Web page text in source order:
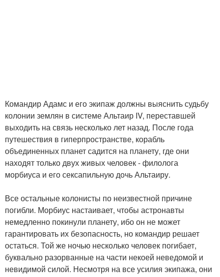
Командир Адамс и его экипаж должны выяснить судьбу
колонии землян в системе Альтаир IV, переставшей
выходить на связь несколько лет назад. После года
путешествия в гиперпространстве, корабль
объединенных планет садится на планету, где они
находят только двух живых человек - филолога
морбиуса и его сексапильную дочь Альтаиру.
Все остальные колонисты по неизвестной причине
погибли. Морбиус настаивает, чтобы астронавты
немедленно покинули планету, ибо он не может
гарантировать их безопасность, но командир решает
остаться. Той же ночью несколько человек погибает,
буквально разорванные на части некоей неведомой и
невидимой силой. Несмотря на все усилия экипажа, они